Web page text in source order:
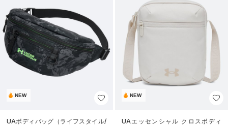
NEW
UAボディバッグ（ライフスタイル/
NEW
UAエッセンシャル クロスボディ